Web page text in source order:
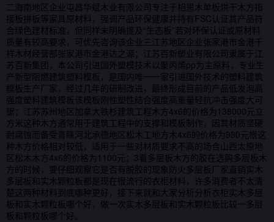
二海南地区企业屯昌华斌木业有限公司专注于相思木单板烘干木方指
接板拼板等家具原材料，强调产品环保健康并持有FSC认证其产品符
合绿色建材标准，但同样未明确提及“生态板”若对环保认证或原材料
质量有较高要求，可优先咨询该企业三江苏地区企业张家港市金港千
祥木材经营部张家港市金港达之源；江苏百新塑业有限公司隶属于江
苏百新集团，本公司引进国外塑模技术以聚丙烯pp为主原料，专业生
产新型阻燃建筑塑料模板，是国内唯一一家引进国外技术的塑料建筑
模板生产厂家，经过几年的研制改进，最终形成目前的产品低发泡高
强度塑料建筑模板该模板刚性塑性结合强度高重量轻抗冲击强度大可
锯；江苏苏州地区加拿大铁杉建筑工程木方4x6的价格为138000元立
方米这种木方通常用于建筑工程中的支撑和模板制作，因其材质坚硬
耐腐蚀而备受青睐河北承德地区松木工地方木4x6的价格为980元根这
种木方价格相对较低，适用于一些对材质要求不高的场合山西太原地
区松木木方4x6的价格为1100元；3看多层板木方的胶在选购多层板木
方的时候，要仔细观察它是否有脱胶的现象防火多层板厂家直销实木
多层板和实木颗粒板都是现在很流行的衣柜材料，许多消费者不太清
楚这两种材料到底哪种更好，接下来就和大家分析分析衣柜实木多层
板和实木颗粒板哪个好，做一次实木多层板和实木颗粒板比较一多层
板和颗粒板哪个好。